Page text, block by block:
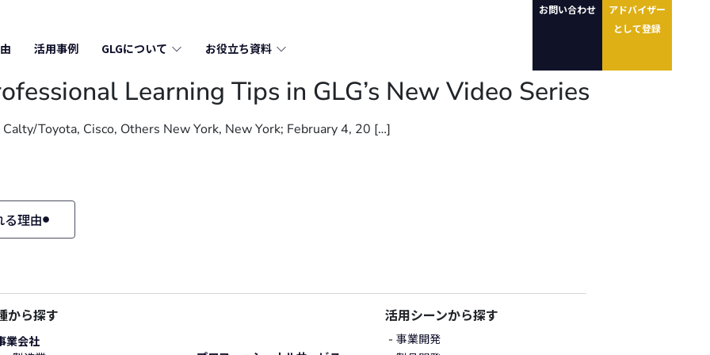
活用事例 GLGについて お役立ち資料
お問い合わせ
アドバイザー
として登録
Learning Tips in GLG’s New Video Series
Toyota, Cisco, Others New York, New York; February 4, 20 […]
る理由
から探す
業会社
活用シーンから探す
事業開発